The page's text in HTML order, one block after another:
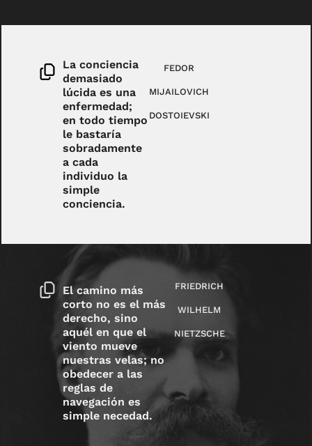
La conciencia
demasiado
lúcida es una
enfermedad;
en todo tiempo
le bastaría
sobradamente
a cada
individuo la
simple
conciencia.
FEDOR
MIJAILOVICH
DOSTOIEVSKI
El camino más
corto no es el más
derecho, sino
aquél en que el
viento mueve
nuestras velas; no
obedecer a las
reglas de
navegación es
simple necedad.
FRIEDRICH
WILHELM
NIETZSCHE